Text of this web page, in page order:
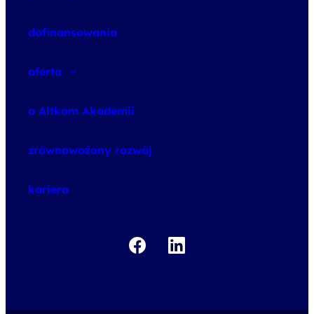
dofinansowania
oferta
o Altkom Akademii
zrównoważony rozwój
kariera